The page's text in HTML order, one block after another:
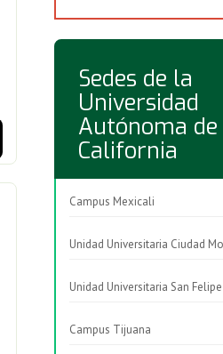
Sedes de la
Universidad
Autónoma de
California
Campus Mexicali
Unidad Universitaria Ciudad
Unidad Universitaria San Felipe
Campus Tijuana